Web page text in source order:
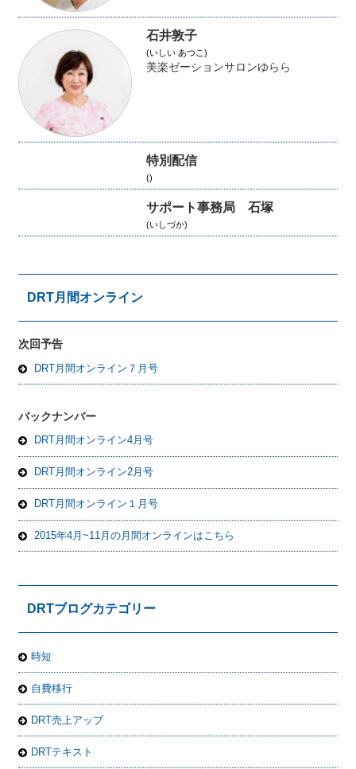
石井敦子
(いしい あつこ)
美楽ゼーションサロンゆらら
特別配信
()
サポート事務局 石塚
(いしづか)
DRT月間オンライン
次回予告
DRT月間オンライン７月号
バックナンバー
DRT月間オンライン4月号
DRT月間オンライン2月号
DRT月間オンライン１月号
2015年4月~11月の月間オンラインはこちら
DRTブログカテゴリー
時短
自費移行
DRT売上アップ
DRTテキスト